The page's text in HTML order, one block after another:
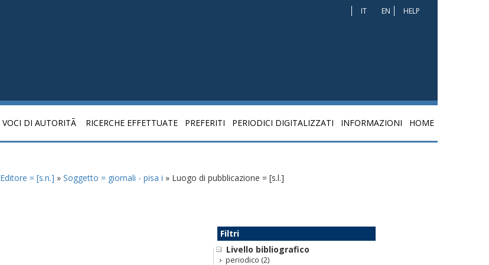
IT EN HELP
VOCI DI AUTORITÃ RICERCHE EFFETTUATE PREFERITI PERIODICI DIGITALIZZATI INFORMAZIONI HOME
Editore = [s.n.] » Soggetto = giornali - pisa i » Luogo di pubblicazione = [s.l.]
Filtri
Livello bibliografico
periodico (2)